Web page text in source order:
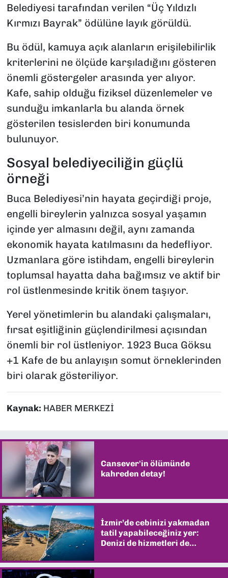
Belediyesi tarafından verilen “Üç Yıldızlı
Kırmızı Bayrak” ödülüne layık görüldü.
Bu ödül, kamuya açık alanların erişilebilirlik
kriterlerini ne ölçüde karşıladığını gösteren
önemli göstergeler arasında yer alıyor.
Kafe, sahip olduğu fiziksel düzenlemeler ve
sunduğu imkanlarla bu alanda örnek
gösterilen tesislerden biri konumunda
bulunuyor.
Sosyal belediyeciliğin güçlü
örneği
Buca Belediyesi’nin hayata geçirdiği proje,
engelli bireylerin yalnızca sosyal yaşamın
içinde yer almasını değil, aynı zamanda
ekonomik hayata katılmasını da hedefliyor.
Uzmanlara göre istihdam, engelli bireylerin
toplumsal hayatta daha bağımsız ve aktif bir
rol üstlenmesinde kritik önem taşıyor.
Yerel yönetimlerin bu alandaki çalışmaları,
fırsat eşitliğinin güçlendirilmesi açısından
önemli bir rol üstleniyor. 1923 Buca Göksu
+1 Kafe de bu anlayışın somut örneklerinden
biri olarak gösteriliyor.
Kaynak: HABER MERKEZİ
Cansever'in ölümünde
kahreden detay!
İzmir’de cebinizi yakmadan
tatil yapabileceğiniz yer:
Denizi de hizmetleri de